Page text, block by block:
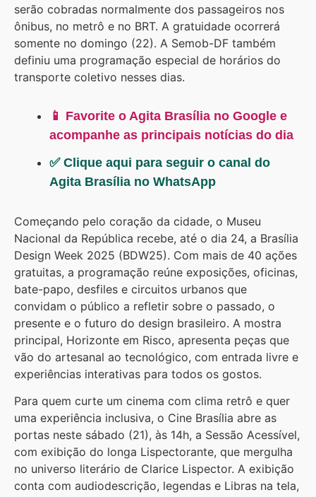
serão cobradas normalmente dos passageiros nos
ônibus, no metrô e no BRT. A gratuidade ocorrerá
somente no domingo (22). A Semob-DF também
definiu uma programação especial de horários do
transporte coletivo nesses dias.
📱 Favorite o Agita Brasília no Google e
acompanhe as principais notícias do dia
✅ Clique aqui para seguir o canal do
Agita Brasília no WhatsApp
Começando pelo coração da cidade, o Museu
Nacional da República recebe, até o dia 24, a Brasília
Design Week 2025 (BDW25). Com mais de 40 ações
gratuitas, a programação reúne exposições, oficinas,
bate-papo, desfiles e circuitos urbanos que
convidam o público a refletir sobre o passado, o
presente e o futuro do design brasileiro. A mostra
principal, Horizonte em Risco, apresenta peças que
vão do artesanal ao tecnológico, com entrada livre e
experiências interativas para todos os gostos.
Para quem curte um cinema com clima retrô e quer
uma experiência inclusiva, o Cine Brasília abre as
portas neste sábado (21), às 14h, a Sessão Acessível,
com exibição do longa Lispectorante, que mergulha
no universo literário de Clarice Lispector. A exibição
conta com audiodescrição, legendas e Libras na tela,